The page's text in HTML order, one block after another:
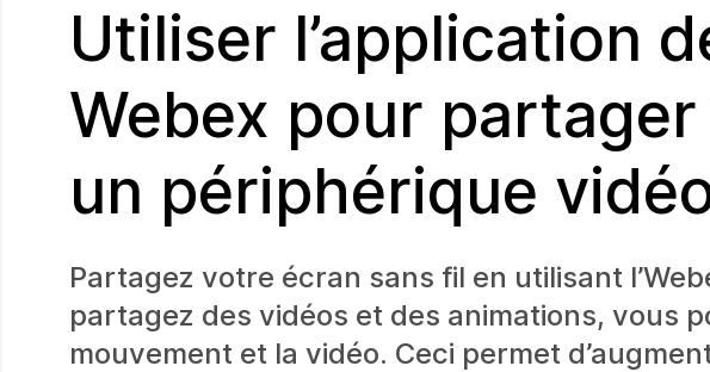
Utiliser l’application
Webex pour
un périphérique
Partagez votre écran sans fil en utilisant
partagez des vidéos et des animations, vous
mouvement et la vidéo. Ceci permet